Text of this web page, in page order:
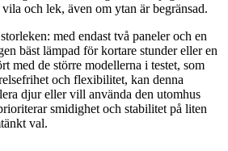
och lek, även om ytan är begränsad.
med endast två paneler och en
bäst lämpad för kortare stunder eller en
med de större modellerna i testet, som
och flexibilitet, kan denna
djur eller vill använda den utomhus
smidighet och stabilitet på liten
val.